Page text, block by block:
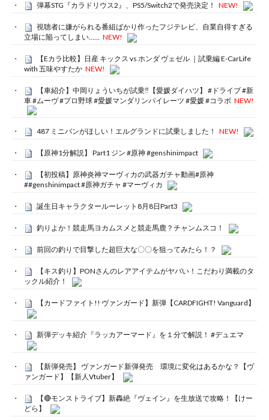
弾幕STG『カラドリウス2』、PS5/Switch2で発売決定！ NEW!
視聴者に嫌がられる番組ばかり作ったフジテレビ、自業自得すぎる
立場に陥ってしまい…… NEW!
【Eカラ比較】日産 キックス vs ホンダ ヴェゼル ｜試乗編 E-CarLife
with 五味やすたか NEW!
【車紹介】中岡りょういちが試乗‼️【愛媛ダイハツ】 #ドライブ #新
車 #ムーヴ #プロ野球 #愛媛マンダリンパイレーツ #愛媛 #コラボ NEW!
487 ミニバンがほしい！エルグランドに試乗しました！ NEW!
【原神1分解説】 Part1 ジン #原神 #genshinimpact
【初投稿】原神炎神マーヴィカの武器ガチャ動画#原神
##genshinimpact #原神ガチャ #マーヴィカ
誕生日キャラクタールーレット8月8日Part3
釣りよか！競走馬ヨカムスメと競走馬鹿？チャンムスコ！
前回の釣りで目撃した超巨大な〇〇を狙ってみたら！？
【キス釣り】PONさんのレアアイテムがヤバい！こだわり満載のタ
ックル紹介！
【カードファイト!! ヴァンガード】新弾【CARDFIGHT! Vanguard】
新弾デッキ紹介『ラッカアーマード』を１分で解説！ #デュエマ
【新弾発売】 ヴァンガード新弾発売 環境に変化はあるかな？【ヴ
ァンガード】【新人Vtuber】
【🔴モンストライブ】新轟絶『ヴェイン』を生放送で攻略！【けー
どら】